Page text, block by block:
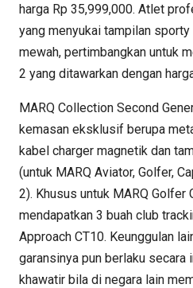
harga Rp 35,999,000. Atlet
yang menyukai tampilan
mewah, pertimbangkan untuk
2 yang ditawarkan dengan
MARQ Collection Second
kemasan eksklusif berupa
kabel charger magnetik dan
(untuk MARQ Aviator, Golfer,
2). Khusus untuk MARQ Golfer
mendapatkan 3 buah club
Approach CT10. Keunggulan
garansinya pun berlaku secara
khawatir bila di negara lain